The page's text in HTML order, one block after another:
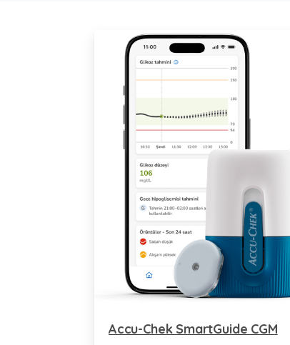
Accu-Chek SmartGuide CGM